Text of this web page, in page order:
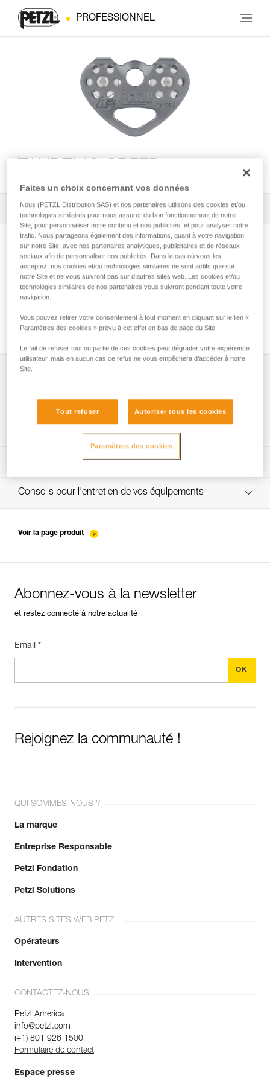
PROFESSIONNEL
Tous les conseils techniques 1 Filtrer
câble
Technical Notice
Technical Notice
App pour contrôler et suivre vos EPI
Procédure de vérification EPI
verif-EPI-poulies-procedure-FR
Fiche de suivi EPI
verif-EPI-poulies-suivi-FR
Conseils pour l'entretien de vos équipements
Voir la page produit
Abonnez-vous à la newsletter
et restez connecté à notre actualité
Email *
Rejoignez la communauté !
QUI SOMMES-NOUS ?
La marque
Entreprise Responsable
Petzl Fondation
Petzl Solutions
AUTRES SITES WEB PETZL
Opérateurs
Intervention
CONTACTEZ-NOUS
Petzl America
info@petzl.com
(+1) 801 926 1500
Formulaire de contact
Espace presse
Faites un choix concernant vos données
Nous (PETZL Distribution SAS) et nos partenaires utilisons des cookies et/ou
technologies similaires pour nous assurer du bon fonctionnement de notre
Site, pour personnaliser notre contenu et nos publicités, et pour analyser notre
trafic. Nous partageons également des informations, quant à votre navigation
sur notre Site, avec nos partenaires analytiques, publicitaires et de réseaux
sociaux afin de personnaliser nos publicités. Dans le cas où vous les
acceptez, nos cookies et/ou technologies similaires ne sont actifs que sur
notre Site et ne vous suivront pas sur d’autres sites web. Les cookies et/ou
technologies similaires de nos partenaires vous suivront pendant toute votre
navigation.
Vous pouvez retirer votre consentement à tout moment en cliquant sur le lien «
Paramètres des cookies » prévu à cet effet en bas de page du Site.
Le fait de refuser tout ou partie de ces cookies peut dégrader votre expérience
utilisateur, mais en aucun cas ce refus ne vous empêchera d’accéder à notre
Site.
Tout refuser Autoriser tous les cookies
Paramètres des cookies